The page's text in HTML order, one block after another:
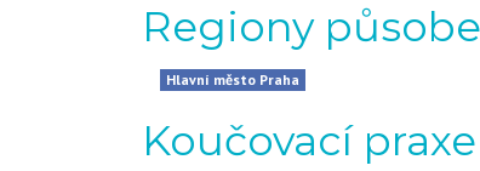
Regiony
Hlavní město Praha
Koučovací praxe